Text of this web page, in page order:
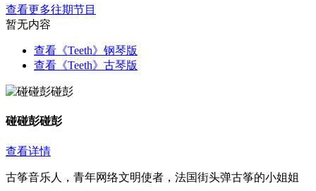
查看更多往期节目
暂无内容
查看《Teeth》钢琴版
查看《Teeth》古琴版
碰碰彭碰彭
查看详情
古筝音乐人，青年网络文明使者，法国街头弹古筝的小姐姐